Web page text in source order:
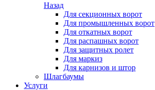
Назад
Для секционных ворот
Для промышленных ворот
Для откатных ворот
Для распашных ворот
Для защитных ролет
Для маркиз
Для карнизов и штор
Шлагбаумы
Услуги